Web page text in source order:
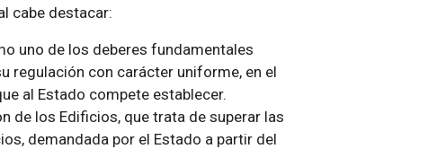
cabe destacar:
uno de los deberes fundamentales
regulación con carácter uniforme, en el
al Estado compete establecer.
de los Edificios, que trata de superar las
demandada por el Estado a partir del